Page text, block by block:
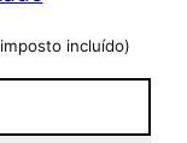
imposto incluído)